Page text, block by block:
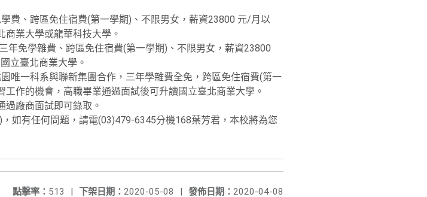
費、跨區免住宿費(第一學期)、不限男女，薪資23800 元/月以
業大學或龍華科技大學。
年免學雜費、跨區免住宿費(第一學期)、不限男女，薪資23800
立臺北商業大學。
唯一科系與聯新集團合作，三年學雜費全免，跨區免住宿費(第一
作的機會，高職畢業通過面試後可升讀國立臺北商業大學。
廠商面試即可錄取。
如有任何問題，請電(03)479-6345分機168葉芳君，本校將為您
發佈日期： 2020-04-08
下架日期： 2020-05-08 |
點擊率： 513 |